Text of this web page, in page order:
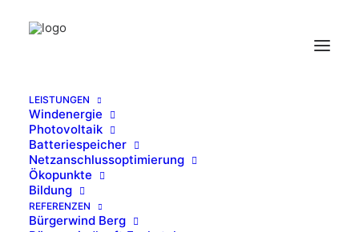
LEISTUNGEN
Windenergie
Photovoltaik
Batteriespeicher
Netzanschlussoptimierung
Ökopunkte
Bildung
REFERENZEN
Bürgerwind Berg
Home Energiezukunft Fuchstal